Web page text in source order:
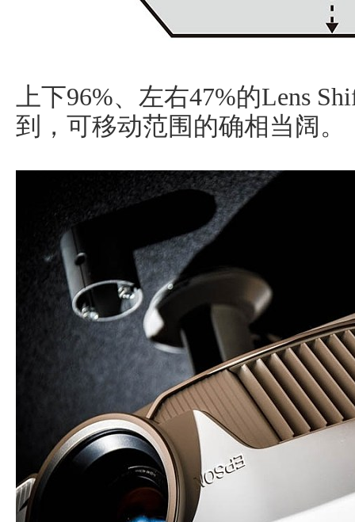
上下96%、左右47%的Lens
到，可移动范围的确相当阔。